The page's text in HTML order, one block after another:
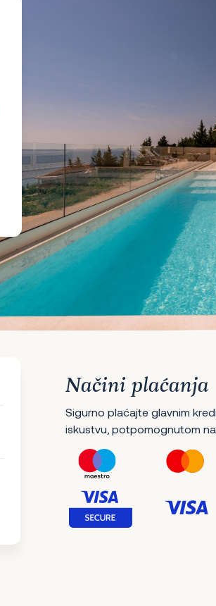
Načini plaćanja
Sigurno plaćajte glavnim
iskustvu, potpomognutom